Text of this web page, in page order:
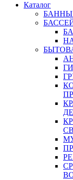
Каталог